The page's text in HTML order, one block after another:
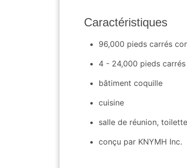
Caractéristiques
96,000 pieds carrés
4 - 24,000 pieds
bâtiment coquille
cuisine
salle de réunion,
conçu par KNYMH Inc.